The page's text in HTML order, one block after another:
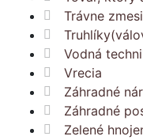
Trávne zmesi
Vodná
Vrecia
Záhradné
Záhradné
Zelené